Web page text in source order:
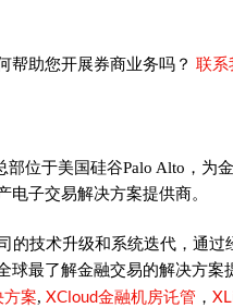
帮助您开展券商业务吗？ 联系
部位于美国硅谷Palo Alto，为
子交易解决方案提供商。
的技术升级和系统迭代，通过
球最了解金融交易的解决方案
方案, XCloud金融机房讬管 ，